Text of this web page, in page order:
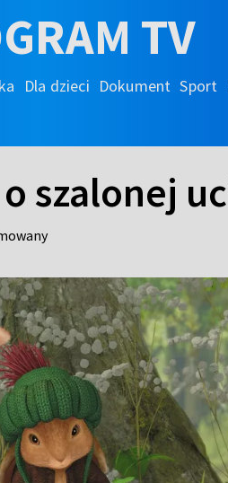
TV
Dla dzieci Dokument Sport
szalonej